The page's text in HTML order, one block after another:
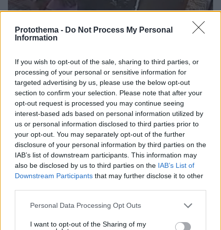
Protothema - Do Not Process My Personal
Information
If you wish to opt-out of the sale, sharing to third parties, or
processing of your personal or sensitive information for
targeted advertising by us, please use the below opt-out
section to confirm your selection. Please note that after your
opt-out request is processed you may continue seeing
interest-based ads based on personal information utilized by
us or personal information disclosed to third parties prior to
your opt-out. You may separately opt-out of the further
disclosure of your personal information by third parties on the
IAB’s list of downstream participants. This information may
also be disclosed by us to third parties on the IAB’s List of
Downstream Participants that may further disclose it to other
Please note that this website/app uses one or more Google
not limited to your visit or usage behaviour. You may click to
Personal Data Processing Opt Outs
I want to opt-out of the Sharing of my
«Πόσα θέλεις για το κορίτσι;»: Τουρίστας στην
καταγγέλλει ο ιδιοκτήτης επιχείρησης
07.08.2026, 18:22